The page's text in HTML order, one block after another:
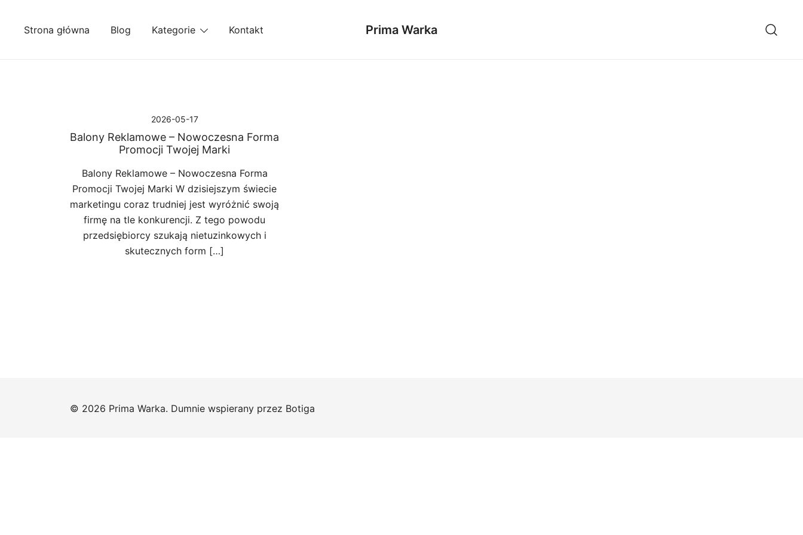
Strona główna Blog Kategorie Kontakt Prima Warka
2026-05-17
Balony Reklamowe – Nowoczesna Forma
Promocji Twojej Marki
Balony Reklamowe – Nowoczesna Forma
Promocji Twojej Marki W dzisiejszym świecie
marketingu coraz trudniej jest wyróżnić swoją
firmę na tle konkurencji. Z tego powodu
przedsiębiorcy szukają nietuzinkowych i
skutecznych form […]
© 2026 Prima Warka. Dumnie wspierany przez Botiga